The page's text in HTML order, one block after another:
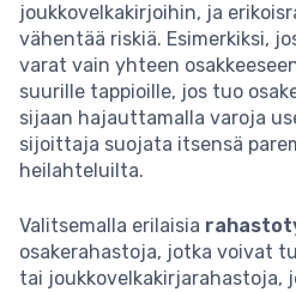
joukkovelkakirjoihin, ja
vähentää riskiä. Esimerkiksi,
varat vain yhteen
suurille tappioille, jos tuo
sijaan hajauttamalla varoja
sijoittaja suojata itsensä
heilahteluilta.
Valitsemalla erilaisia
osakerahastoja, jotka voivat
tai joukkovelkakirjarahastoja,